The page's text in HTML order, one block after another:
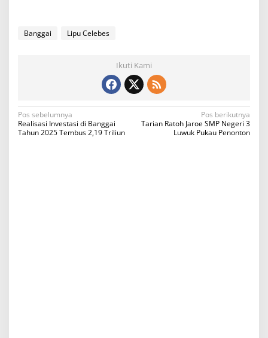
Banggai Lipu Celebes
Ikuti Kami
N
a
Pos sebelumnya
Realisasi Investasi di Banggai
Tahun 2025 Tembus 2,19 Triliun
Pos berikutnya
Tarian Ratoh Jaroe SMP Negeri 3
Luwuk Pukau Penonton